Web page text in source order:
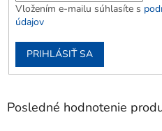
Vložením e-mailu súhlasíte s
údajov
PRIHLÁSIŤ SA
Posledné hodnotenie